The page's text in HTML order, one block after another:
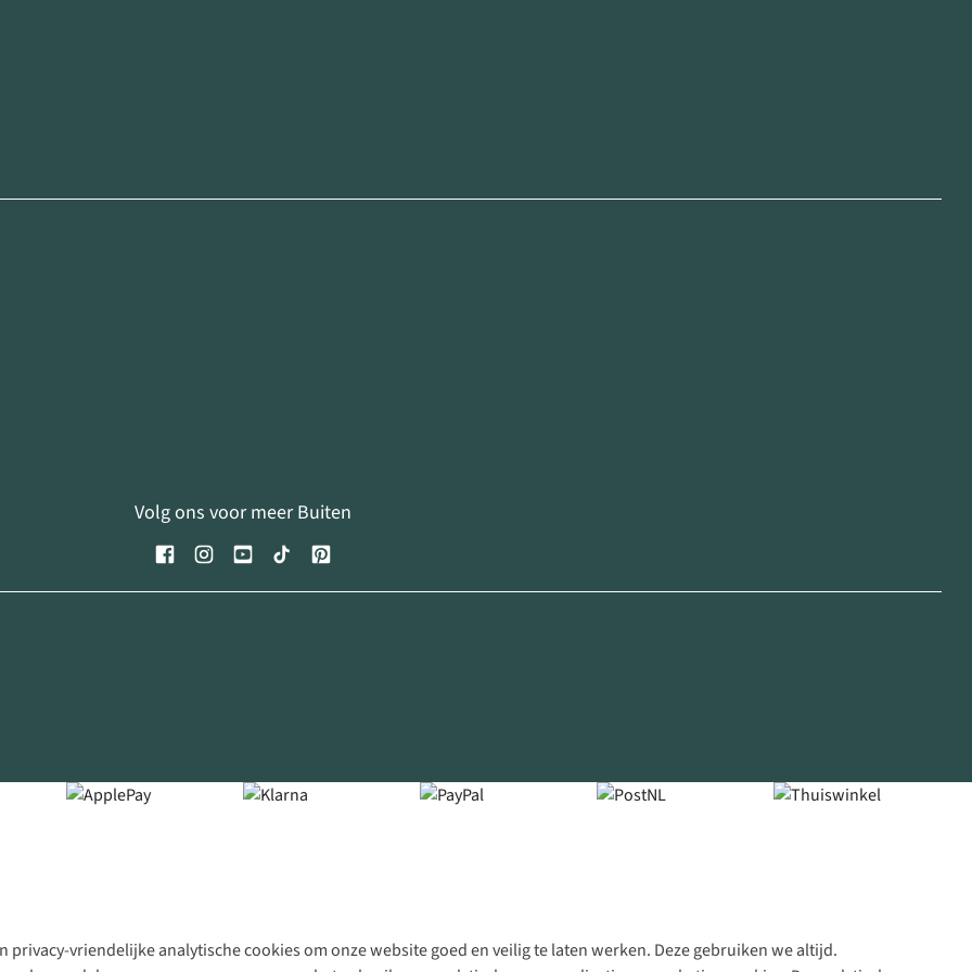
vriendelijke analytische cookies om onze website goed en veilig te laten werken. Deze gebruiken we altijd.
Volg ons voor meer Buiten